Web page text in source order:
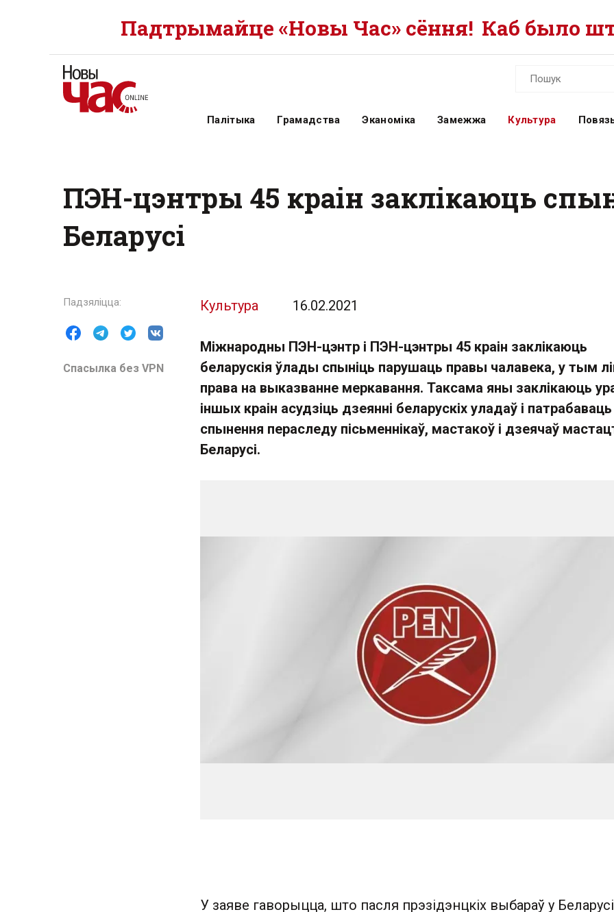
Падтрымайце «Новы Час» сёння! Каб было
Палітыка Грамадства Эканоміка Замежжа Культура
ПЭН-цэнтры 45 краін заклікаюць
Беларусі
Спасылка без VPN
Культура 16.02.2021
Міжнародны ПЭН-цэнтр і ПЭН-цэнтры 45 краін заклікаюць
беларускія ўлады спыніць парушаць правы чалавека, у тым
права на выказванне меркавання. Таксама яны заклікаюць
іншых краін асудзіць дзеянні беларускіх уладаў і патрабаваць
спынення пераследу пісьменнікаў, мастакоў і дзеячаў
Беларусі.
У заяве гаворыцца, што пасля прэзідэнцкіх выбараў у